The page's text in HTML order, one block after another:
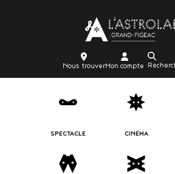
au
contenu
principal
Body
trouver
Nous trouvercompte
Mon compte
Recherche
SPECTACLE CINÉMA